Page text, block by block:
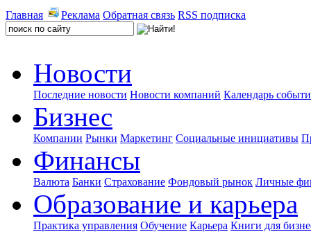
Главная Реклама Обратная связь RSS подписка
Новости
Последние новости Новости компаний Календарь
Бизнес
Компании Рынки Маркетинг Социальные инициативы
Финансы
Валюта Банки Страхование Фондовый рынок Личные
Образование и карьера
Практика управления Обучение Карьера Книги для